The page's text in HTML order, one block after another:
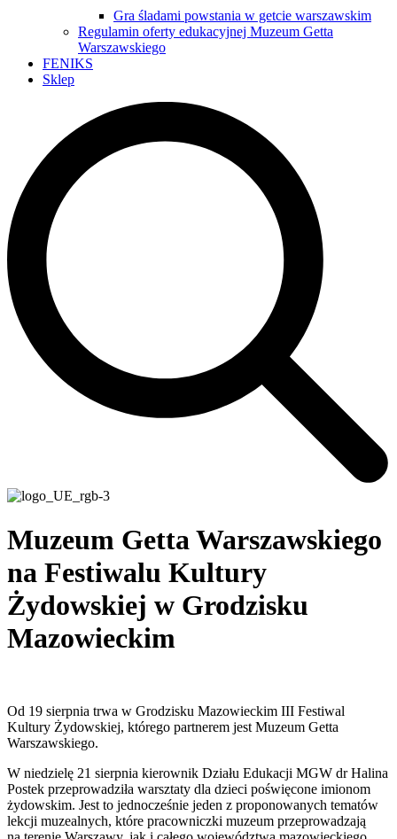
Gra śladami powstania w getcie warszawskim
Regulamin oferty edukacyjnej Muzeum Getta
Warszawskiego
FENIKS
Sklep
Muzeum Getta Warszawskiego
na Festiwalu Kultury
Żydowskiej w Grodzisku
Mazowieckim
Od 19 sierpnia trwa w Grodzisku Mazowieckim III Festiwal
Kultury Żydowskiej, którego partnerem jest Muzeum Getta
Warszawskiego.
W niedzielę 21 sierpnia kierownik Działu Edukacji MGW dr Halina
Postek przeprowadziła warsztaty dla dzieci poświęcone imionom
żydowskim. Jest to jednocześnie jeden z proponowanych tematów
lekcji muzealnych, które pracowniczki muzeum przeprowadzają